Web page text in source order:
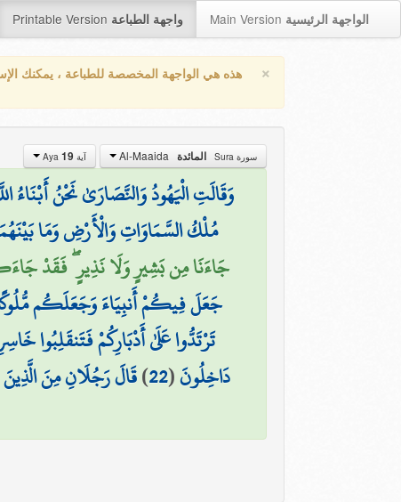
Printable Version واجهة الطباعة Main Version الواجهة الرئيسية
× هذه هي الواجهة المخصصة للطباعة ، يمكنك
سورة Sura المائدة آية Aya 19
وَقَالَتِ الْيَهُودُ وَالنَّصَارَىٰ نَحْنُ
مُلْكُ السَّمَاوَاتِ وَالْأَرْضِ وَمَا
جَاءَنَا مِن بَشِيرٍ وَلَا نَذِيرٍ ۖ فَقَدْ
جَعَلَ فِيكُمْ أَنبِيَاءَ وَجَعَلَكُم
تَرْتَدُّوا عَلَىٰ أَدْبَارِكُمْ فَتَنقَلِبُوا
دَاخِلُونَ(
22
)قَالَ رَجُلَانِ مِنَ الَّذِينَ